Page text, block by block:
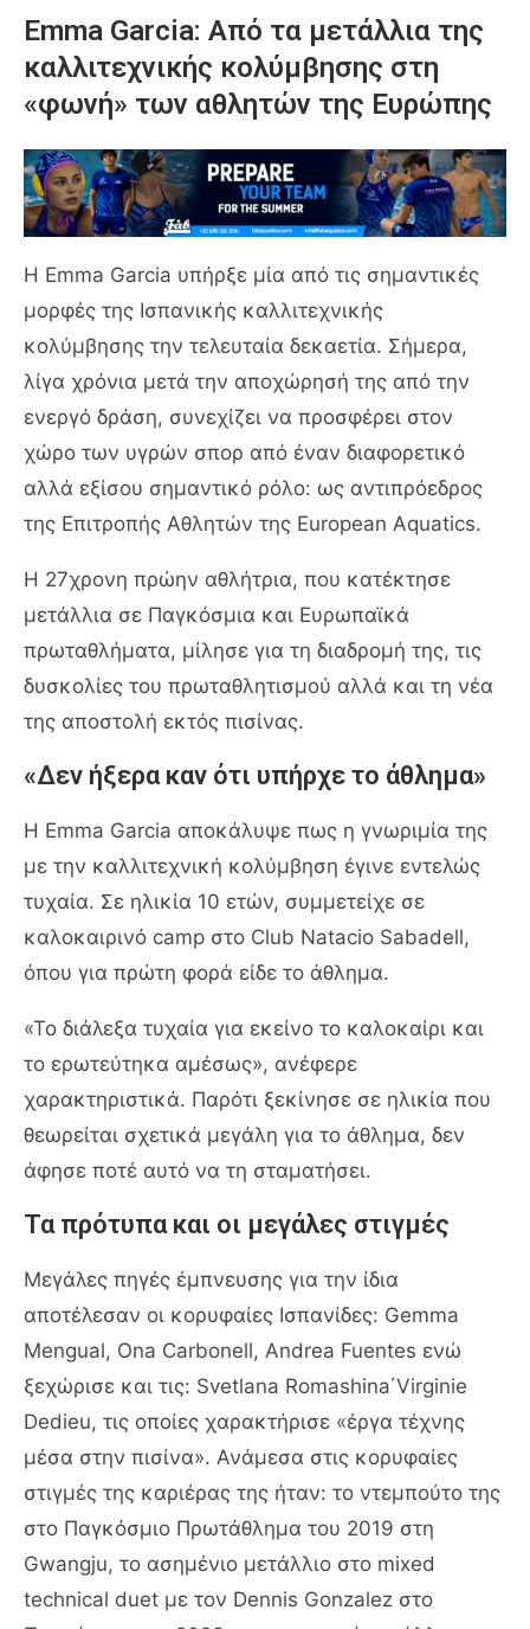
Emma Garcia: Από τα μετάλλια της
καλλιτεχνικής κολύμβησης στη
«φωνή» των αθλητών της Ευρώπης
Η Emma Garcia υπήρξε μία από τις σημαντικές
μορφές της Ισπανικής καλλιτεχνικής
κολύμβησης την τελευταία δεκαετία. Σήμερα,
λίγα χρόνια μετά την αποχώρησή της από την
ενεργό δράση, συνεχίζει να προσφέρει στον
χώρο των υγρών σπορ από έναν διαφορετικό
αλλά εξίσου σημαντικό ρόλο: ως αντιπρόεδρος
της Επιτροπής Αθλητών της European Aquatics.
Η 27χρονη πρώην αθλήτρια, που κατέκτησε
μετάλλια σε Παγκόσμια και Ευρωπαϊκά
πρωταθλήματα, μίλησε για τη διαδρομή της, τις
δυσκολίες του πρωταθλητισμού αλλά και τη νέα
της αποστολή εκτός πισίνας.
«Δεν ήξερα καν ότι υπήρχε το άθλημα»
Η Emma Garcia αποκάλυψε πως η γνωριμία της
με την καλλιτεχνική κολύμβηση έγινε εντελώς
τυχαία. Σε ηλικία 10 ετών, συμμετείχε σε
καλοκαιρινό camp στο Club Natacio Sabadell,
όπου για πρώτη φορά είδε το άθλημα.
«Το διάλεξα τυχαία για εκείνο το καλοκαίρι και
το ερωτεύτηκα αμέσως», ανέφερε
χαρακτηριστικά. Παρότι ξεκίνησε σε ηλικία που
θεωρείται σχετικά μεγάλη για το άθλημα, δεν
άφησε ποτέ αυτό να τη σταματήσει.
Τα πρότυπα και οι μεγάλες στιγμές
Μεγάλες πηγές έμπνευσης για την ίδια
αποτέλεσαν οι κορυφαίες Ισπανίδες: Gemma
Mengual, Ona Carbonell, Andrea Fuentes ενώ
ξεχώρισε και τις: Svetlana Romashina΄Virginie
Dedieu, τις οποίες χαρακτήρισε «έργα τέχνης
μέσα στην πισίνα». Ανάμεσα στις κορυφαίες
στιγμές της καριέρας της ήταν: το ντεμπούτο της
στο Παγκόσμιο Πρωτάθλημα του 2019 στη
Gwangju, το ασημένιο μετάλλιο στο mixed
technical duet με τον Dennis Gonzalez στο